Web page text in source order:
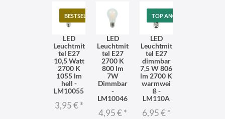
BESTSELLER
LED
Leuchtmit
tel E27
10,5 Watt
2700 K
1055 lm
hell -
LM10055
3,95 €*
LED
Leuchtmit
tel E27
2700 K
800 lm
7W
Dimmbar
-
LM10046
4,95 €*
TOP ANGEBOT
LED
Leuchtmit
tel E27
dimmbar
7,5 W 806
lm 2700 K
warmwei
ß -
LM110A
6,95 €*